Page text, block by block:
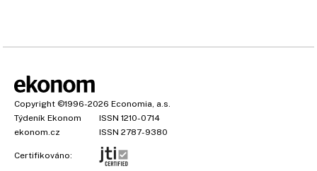
Copyright ©1996-2026 Economia, a.s.
Týdeník Ekonom
ISSN 1210-0714
ekonom.cz
ISSN 2787-9380
Certifikováno: